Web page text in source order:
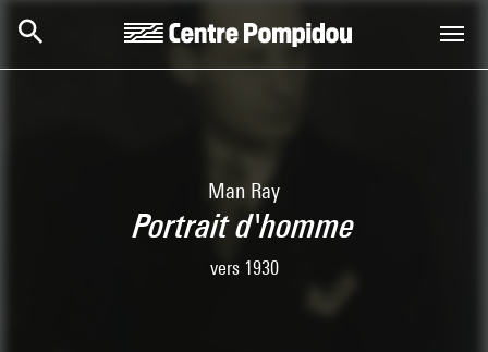
Man Ray
Portrait d'homme
vers 1930